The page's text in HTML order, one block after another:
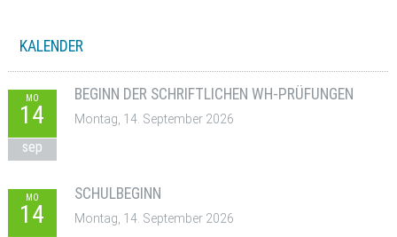
KALENDER
MO
14
sep
BEGINN DER SCHRIFTLICHEN WH-PRÜFUNGEN
Montag, 14. September 2026
MO
14
SCHULBEGINN
Montag, 14. September 2026